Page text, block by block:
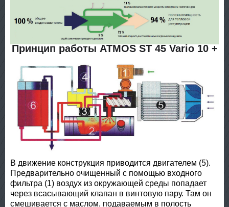
Принцип работы ATMOS ST 45 Vario 10 +
В движение конструкция приводится двигателем (5).
Предварительно очищенный с помощью входного
фильтра (1) воздух из окружающей среды попадает
через всасывающий клапан в винтовую пару. Там он
смешивается с маслом, подаваемым в полость